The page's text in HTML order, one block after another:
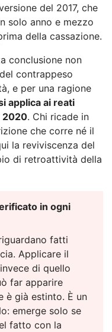
del 2017, che
solo anno e mezzo
della cassazione.
conclusione non
contrappeso
e per una ragione
applica ai reati
2020. Chi ricade in
che corre né il
la reviviscenza del
di retroattività della
in ogni
fatti
Applicare il
di quello
far apparire
è già estinto. È un
emerge solo se
fatto con la